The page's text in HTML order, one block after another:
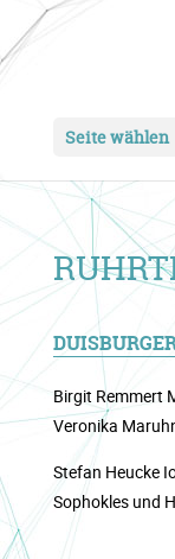
Seite wählen
Birgit Remmert
Veronika
Stefan Heucke
Sophokles und